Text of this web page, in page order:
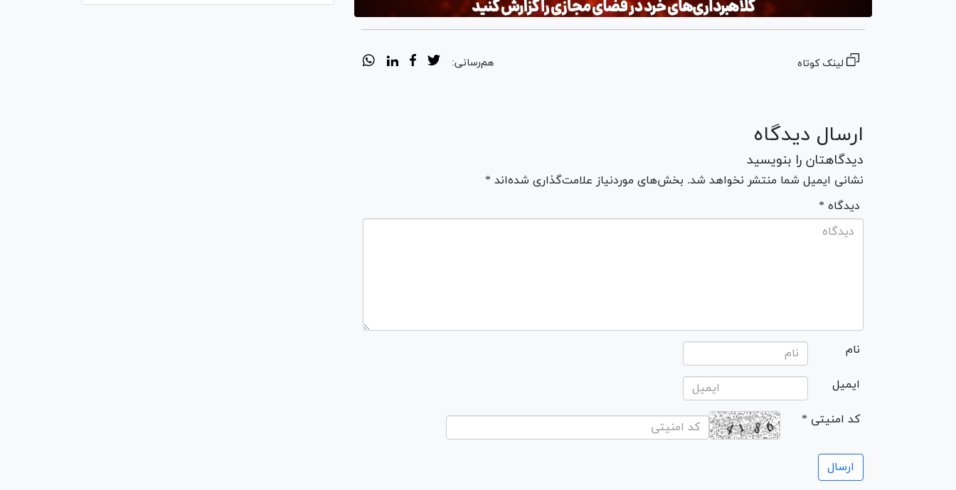
لینک کوتاه هم‌رسانی:
ارسال دیدگاه
دیدگاهتان را بنویسید
نشانی ایمیل شما منتشر نخواهد شد. بخش‌های موردنیاز علامت‌گذاری شده‌اند *
* دیدگاه
نام
ایمیل
* کد امنیتی